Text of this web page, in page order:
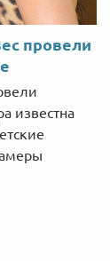
провели
известна